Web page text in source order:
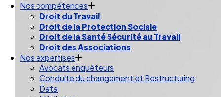
Nos compétences
Droit du Travail
Droit de la Protection Sociale
Droit de la Santé Sécurité au Travail
Droit des Associations
Nos expertises
Avocats enquêteurs
Conduite du changement et Restructuring
Data